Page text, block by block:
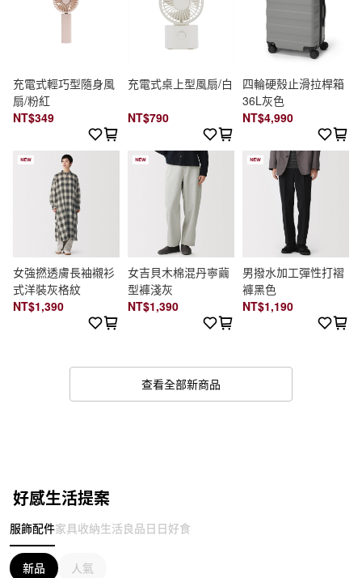
充電式輕巧型隨身風
扇/粉紅
NT$349
充電式桌上型風扇/白
NT$790
四輪硬殼止滑拉桿箱
36L灰色
NT$4,990
女強撚透膚長袖襯衫
式洋裝灰格紋
NT$1,390
女吉貝木棉混丹寧繭
型褲淺灰
NT$1,390
男撥水加工彈性打褶
褲黑色
NT$1,190
查看全部新商品
好感生活提案
服飾配件家具收納生活良品日日好食
新品 人氣